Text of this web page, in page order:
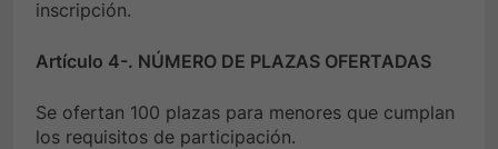
inscripción.
Artículo 4-. NÚMERO DE PLAZAS OFERTADAS
Se ofertan 100 plazas para menores que cumplan
los requisitos de participación.